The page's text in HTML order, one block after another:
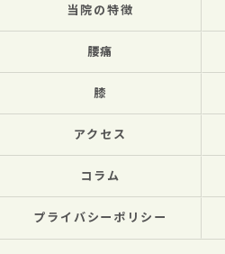
当院の特徴
腰痛
膝
アクセス
コラム
プライバシーポリシー